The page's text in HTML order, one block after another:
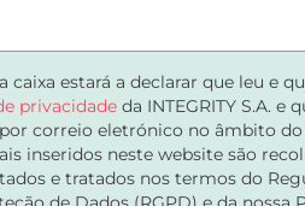
caixa estará a declarar que leu e
privacidade da INTEGRITY S.A. e
correio eletrónico no âmbito do
inseridos neste website são
e tratados nos termos do